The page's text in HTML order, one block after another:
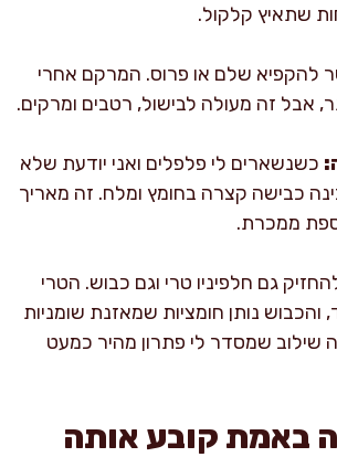
שתאיץ קלקול.
להקפיא שלם או פרוס. המרקם אחרי
אבל זה מעולה לבישול, רטבים ומרקים.
כשנשארים לי פלפלים ואני יודעת שלא
כבישה קצרה בחומץ ומלח. זה מאריך
ממכרת.
גם חלפיניו טרי וגם כבוש. הטרי
והכבוש נותן חומציות שמאזנת שומניות
שילוב שמסדר לי פתרון מהיר כמעט
באמת קובע אותה